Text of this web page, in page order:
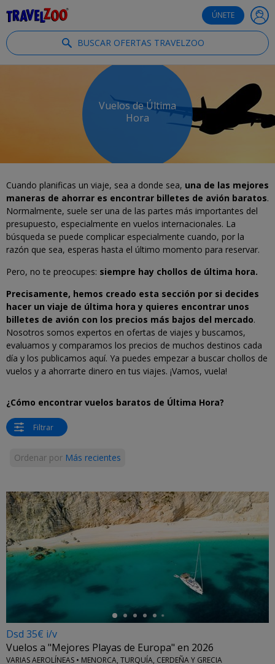
ÚNETE
BUSCAR OFERTAS TRAVELZOO
Vuelos de Última
Hora
Cuando planificas un viaje, sea a donde sea, una de las mejores
maneras de ahorrar es encontrar billetes de avión baratos.
Normalmente, suele ser una de las partes más importantes del
presupuesto, especialmente en vuelos internacionales. La
búsqueda se puede complicar especialmente cuando, por la
razón que sea, esperas hasta el último momento para reservar.
Pero, no te preocupes: siempre hay chollos de última hora.
Precisamente, hemos creado esta sección por si decides
hacer un viaje de última hora y quieres encontrar unos
billetes de avión con los precios más bajos del mercado.
Nosotros somos expertos en ofertas de viajes y buscamos,
evaluamos y comparamos los precios de muchos destinos cada
día y los publicamos aquí. Ya puedes empezar a buscar chollos de
vuelos y a ahorrarte dinero en tus viajes. ¡Vamos, vuela!
¿Cómo encontrar vuelos baratos de Última Hora?
Filtrar
Ordenar por Más recientes
←
Dsd 35€ i/v
Vuelos a "Mejores Playas de Europa" en 2026
VARIAS AEROLÍNEAS • MENORCA, TURQUÍA, CERDEÑA Y GRECIA